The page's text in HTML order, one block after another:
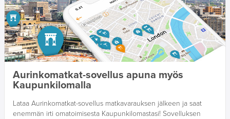
Aurinkomatkat-sovellus apuna myös
Kaupunkilomalla
Lataa Aurinkomatkat-sovellus matkavarauksen jälkeen ja saat
enemmän irti omatoimisesta Kaupunkilomastasi! Sovelluksen